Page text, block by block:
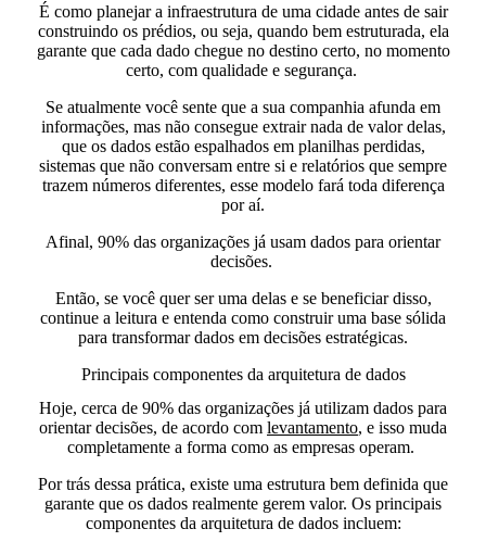
É como planejar a infraestrutura de uma cidade antes de sair
construindo os prédios, ou seja, quando bem estruturada, ela
garante que cada dado chegue no destino certo, no momento
certo, com qualidade e segurança.
Se atualmente você sente que a sua companhia afunda em
informações, mas não consegue extrair nada de valor delas,
que os dados estão espalhados em planilhas perdidas,
sistemas que não conversam entre si e relatórios que sempre
trazem números diferentes, esse modelo fará toda diferença
por aí.
Afinal, 90% das organizações já usam dados para orientar
decisões.
Então, se você quer ser uma delas e se beneficiar disso,
continue a leitura e entenda como construir uma base sólida
para transformar dados em decisões estratégicas.
Principais componentes da arquitetura de dados
Hoje, cerca de 90% das organizações já utilizam dados para
orientar decisões, de acordo com levantamento, e isso muda
completamente a forma como as empresas operam.
Por trás dessa prática, existe uma estrutura bem definida que
garante que os dados realmente gerem valor. Os principais
componentes da arquitetura de dados incluem: